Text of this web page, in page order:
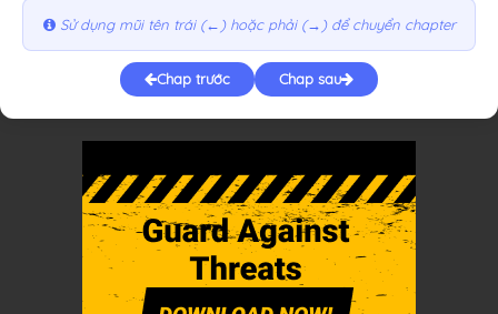
Sử dụng mũi tên trái (←) hoặc phải (→) để chuyển chapter
Chap trước Chap sau